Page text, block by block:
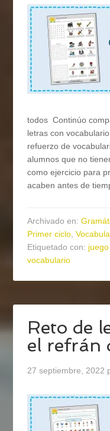
todos Continúo
letras con
refuerzo de
alumnos que no
como ejercicio para
acaben antes de
Archivado en:
Primer ciclo,
Etiquetado con:
vocabulario
Reto de
el refrán
27 septiembre, 2022